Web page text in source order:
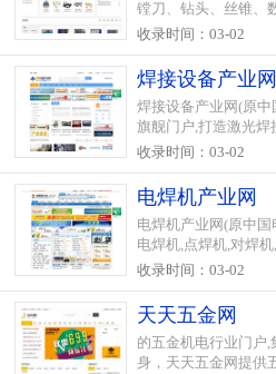
镗刀、钻头、丝锥、
控机床等金属加工数
收录时间：03-02
焊接设备产业网
焊接设备产业网(原
旗舰门户,打造激光焊
广宣传专业平台,致力
收录时间：03-02
电焊机产业网
电焊机产业网(原中
电焊机,点焊机,对焊
机,焊机辅机企业汇集
收录时间：03-02
天天五金网
的五金机电行业门户
身，天天五金网提供